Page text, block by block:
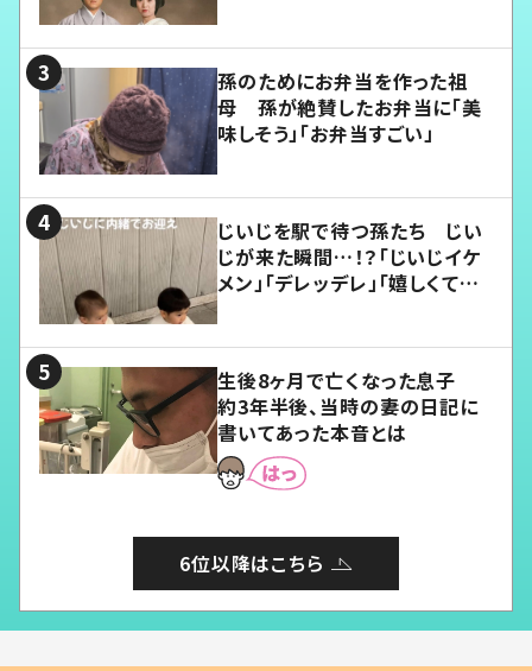
孫のためにお弁当を作った祖
母 孫が絶賛したお弁当に「美
味しそう」「お弁当すごい」
じいじを駅で待つ孫たち じい
じが来た瞬間…！？「じいじイケ
メン」「デレッデレ」「嬉しくて可
生後8ヶ月で亡くなった息子
約3年半後、当時の妻の日記に
書いてあった本音とは
6位以降はこちら